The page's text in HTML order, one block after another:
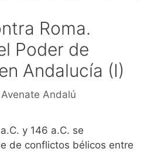
Roma.
Poder de
Andalucía (I)
Avenate Andalú
y 146 a.C. se
de conflictos bélicos entre